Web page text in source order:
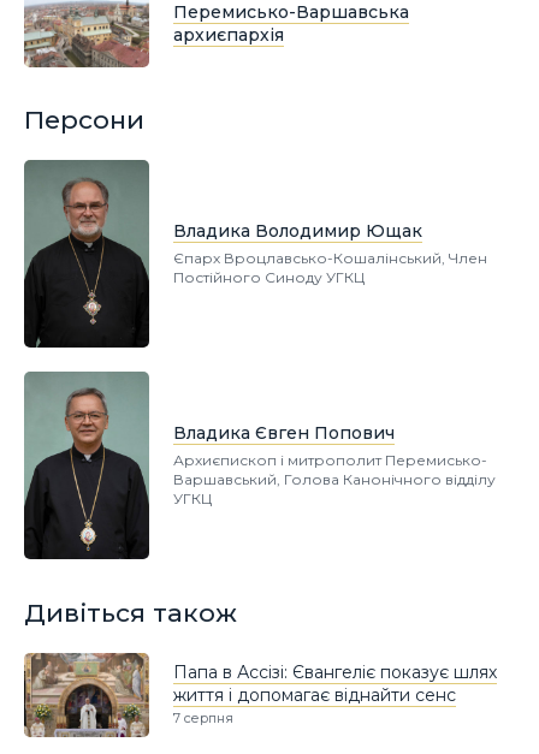
Перемисько-Варшавська
архиєпархія
Персони
Владика Володимир Ющак
Єпарх Вроцлавсько-Кошалінський, Член
Постійного Синоду УГКЦ
Владика Євген Попович
Архиєпископ і митрополит Перемисько-
Варшавський, Голова Канонічного відділу
УГКЦ
Дивіться також
Папа в Ассізі: Євангеліє показує шлях
життя і допомагає віднайти сенс
7 серпня